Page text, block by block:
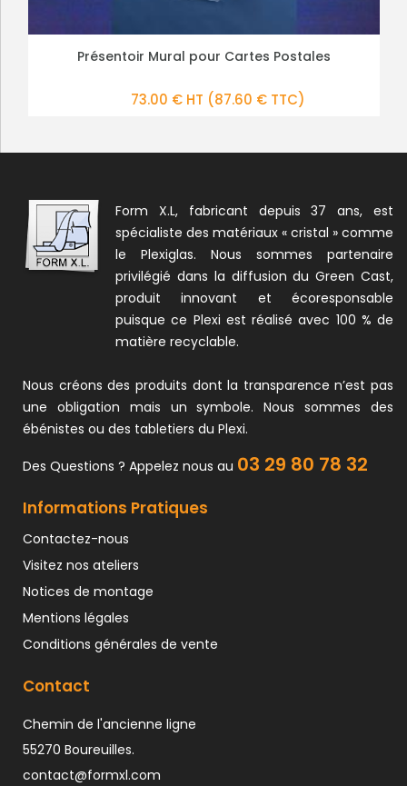
PLUS DE DÉTAILS
Présentoir Mural pour Cartes Postales
73.00 € HT (87.60 € TTC)
PLUS DE DÉTAILS
Présentoir Cartes de Visites Mural
34.00 € HT (40.80 € TTC)
Form X.L, fabricant depuis 37 ans, est
spécialiste des matériaux « cristal » comme
le Plexiglas. Nous sommes partenaire
privilégié dans la diffusion du Green Cast,
produit innovant et écoresponsable
puisque ce Plexi est réalisé avec 100 % de
matière recyclable.
Nous créons des produits dont la transparence n’est pas
une obligation mais un symbole. Nous sommes des
ébénistes ou des tabletiers du Plexi.
Des Questions ? Appelez nous au 03 29 80 78 32
Informations Pratiques
Contactez-nous
Visitez nos ateliers
Notices de montage
Mentions légales
Conditions générales de vente
Contact
Chemin de l'ancienne ligne
55270 Boureuilles.
contact@formxl.com